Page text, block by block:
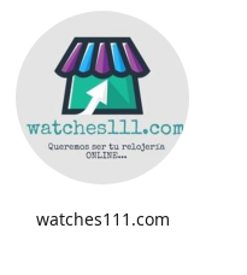
watches111.com